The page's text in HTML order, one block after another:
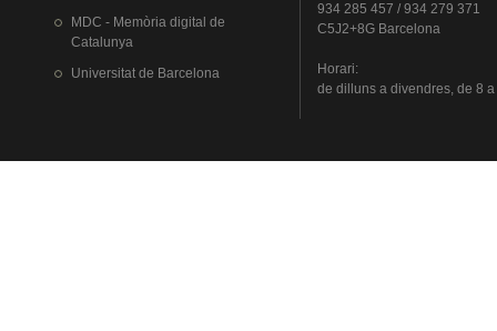
MDC - Memòria digital de
Catalunya
Universitat de Barcelona
934 285 457 / 934 279 371
C5J2+8G Barcelona
Horari:
de dillunsa divendres, de 8